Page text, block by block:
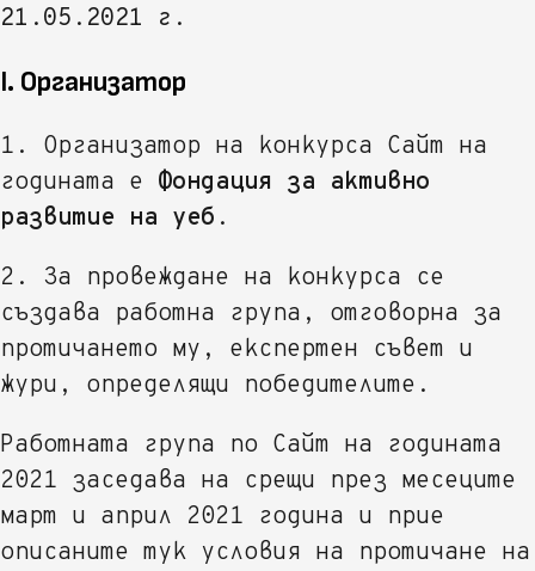
21.05.2021 г.
I. Организатор
1. Организатор на конкурса Сайт на
годината е Фондация за активно
развитие на уеб .
2. За провеждане на конкурса се
създава работна група, отговорна за
протичането му, експертен съвет и
жури, определящи победителите.
Работната група по Сайт на годината
2021 заседава на срещи през месеците
март и април 2021 година и прие
описаните тук условия на протичане на